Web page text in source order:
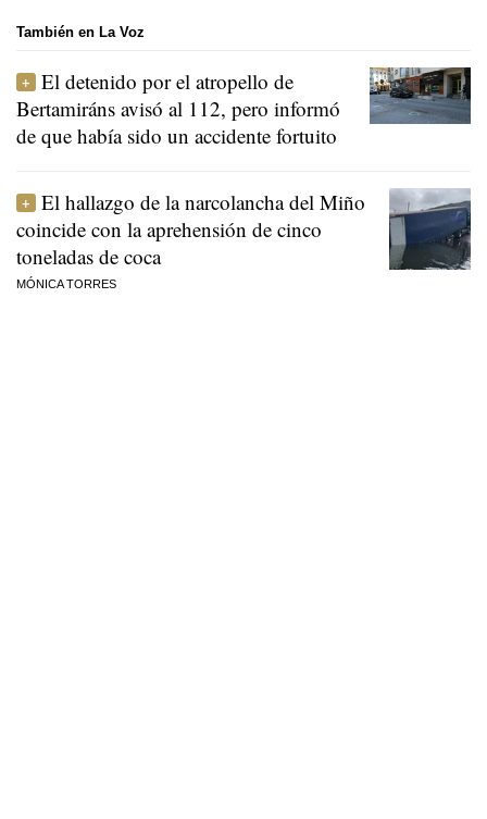
También en La Voz
El detenido por el atropello de
Bertamiráns avisó al 112, pero informó
de que había sido un accidente fortuito
El hallazgo de la narcolancha del Miño
coincide con la aprehensión de cinco
toneladas de coca
MÓNICA TORRES